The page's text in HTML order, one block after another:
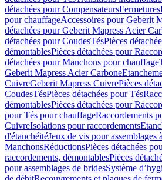
détachées pour CompensateursFermetures
pour chauffageAccessoires pour Geberit
détachées pour Geberit Mapress Acier
détachées pour CoudesTésPièces
démontablesPièces détachées pour
détachées pour Manchons pour chauffage
Geberit Mapress Acier Carbone
CuivreGeberit Mapress CuivrePièces
CoudesTésPièces détachées pour Tés
démontablesPièces détachées pour
pour Tés pour chauffageRaccordements
CuivreIsolations pour raccordements
d'étanchéitéJeux de vis pour assemblages
ManchonsRéductionsPièces détachées
raccordements, démontablesPièces
pour assemblages de bridesSystème